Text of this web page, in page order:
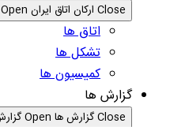
Close ارکان اتاق ایران Open ارکان اتاق ایران
اتاق ها
تشکل ها
کمیسیون ها
گزارش ها
Close گزارش ها Open گزارش ها